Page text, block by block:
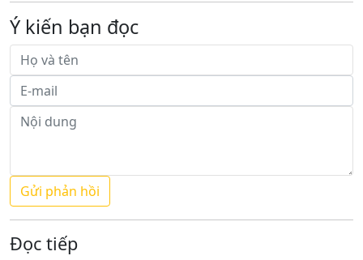
Ý kiến bạn đọc
Đọc tiếp